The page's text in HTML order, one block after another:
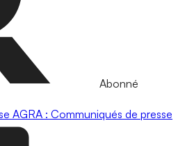
Abonné
AGRA : Communiqués de presse